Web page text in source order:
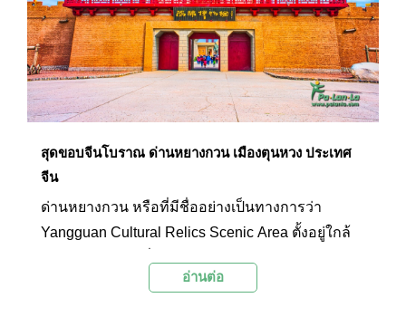
สุดขอบจีนโบราณ ด่านหยางกวน เมืองตุนหวง ประเทศ
จีน
ด่านหยางกวน หรือที่มีชื่ออย่างเป็นทางการว่า
Yangguan Cultural Relics Scenic Area ตั้งอยู่ใกล้
เป็นหนึ่งในสถานที่ท่องเที่ยวสำคัญทั้งในด้าน
อ่านต่อ